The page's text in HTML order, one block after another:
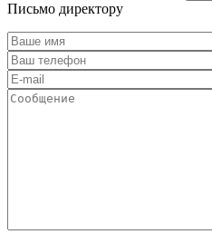
Письмо директору